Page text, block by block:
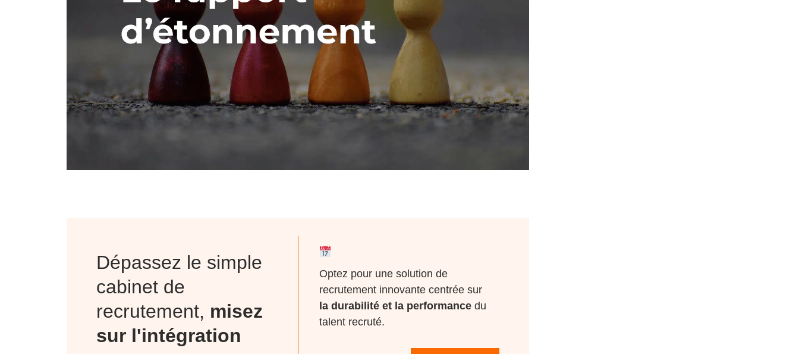
Dépassez le simple
cabinet de
recrutement, misez
sur l'intégration
Optez pour une solution de
recrutement innovante centrée sur
la durabilité et la performance du
talent recruté.